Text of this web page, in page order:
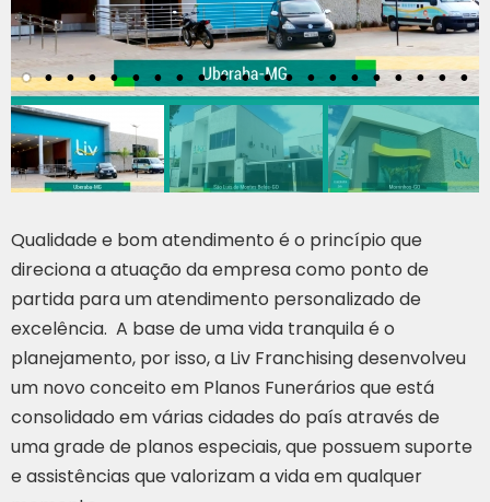
Qualidade e bom atendimento é o princípio que
direciona a atuação da empresa como ponto de
partida para um atendimento personalizado de
excelência. A base de uma vida tranquila é o
planejamento, por isso, a Liv Franchising desenvolveu
um novo conceito em Planos Funerários que está
consolidado em várias cidades do país através de
uma grade de planos especiais, que possuem suporte
e assistências que valorizam a vida em qualquer